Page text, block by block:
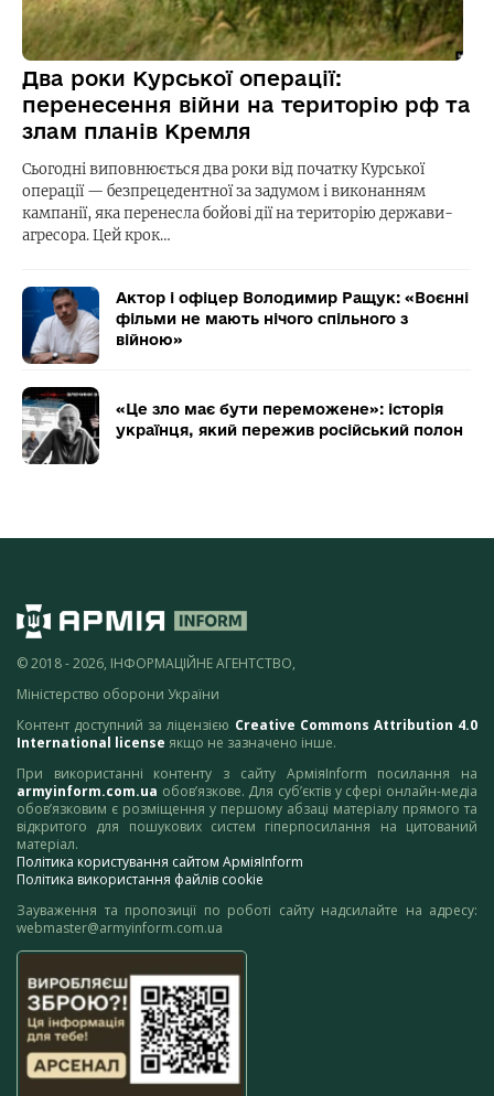
Два роки Курської операції:
перенесення війни на територію рф та
злам планів Кремля
Сьогодні виповнюється два роки від початку Курської
операції — безпрецедентної за задумом і виконанням
кампанії, яка перенесла бойові дії на територію держави-
агресора. Цей крок…
Актор і офіцер Володимир Ращук: «Воєнні
фільми не мають нічого спільного з
війною»
«Це зло має бути переможене»: історія
українця, який пережив російський полон
© 2018 - 2026, ІНФОРМАЦІЙНЕ АГЕНТСТВО,
Міністерство оборони України
Контент доступний за ліцензією Creative Commons Attribution 4.0
International license якщо не зазначено інше.
При використанні контенту з сайту АрміяInform посилання на
armyinform.com.ua обов’язкове. Для суб’єктів у сфері онлайн-медіа
обов’язковим є розміщення у першому абзаці матеріалу прямого та
відкритого для пошукових систем гіперпосилання на цитований
матеріал.
Політика користування сайтом АрміяInform
Політика використання файлів cookie
Зауваження та пропозиції по роботі сайту надсилайте на адресу:
webmaster@armyinform.com.ua